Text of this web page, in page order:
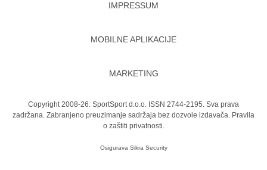
IMPRESSUM
MOBILNE APLIKACIJE
MARKETING
Copyright 2008-26. SportSport d.o.o. ISSN 2744-2195. Sva prava
zadržana. Zabranjeno preuzimanje sadržaja bez dozvole izdavača. Pravila
o zaštiti privatnosti.
Osigurava Sikra Security